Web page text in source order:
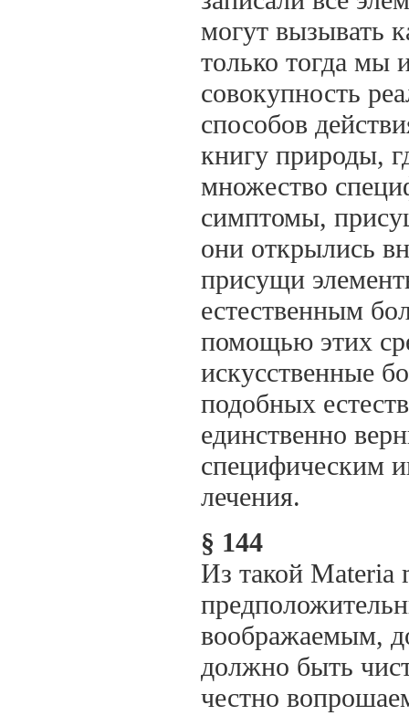
могут вызывать
только тогда мы
совокупность
способов
книгу природы,
множество
симптомы,
они открылись
присущи
естественным
помощью этих
искусственные
подобных
единственно
специфическим
лечения.
§ 144
Из такой Materia
воображаемым,
должно быть
честно